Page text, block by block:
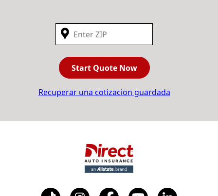
Start Quote Now
Recuperar una cotizacion guardada